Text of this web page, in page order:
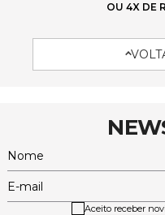
4X
Nome
E-mail
Aceito receber